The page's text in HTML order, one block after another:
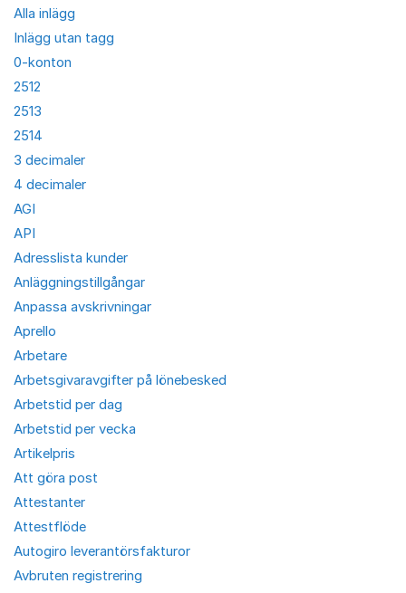
Alla inlägg
Inlägg utan tagg
0-konton
2512
2513
2514
3 decimaler
4 decimaler
AGI
API
Adresslista kunder
Anläggningstillgångar
Anpassa avskrivningar
Aprello
Arbetare
Arbetsgivaravgifter på lönebesked
Arbetstid per dag
Arbetstid per vecka
Artikelpris
Att göra post
Attestanter
Attestflöde
Autogiro leverantörsfakturor
Avbruten registrering